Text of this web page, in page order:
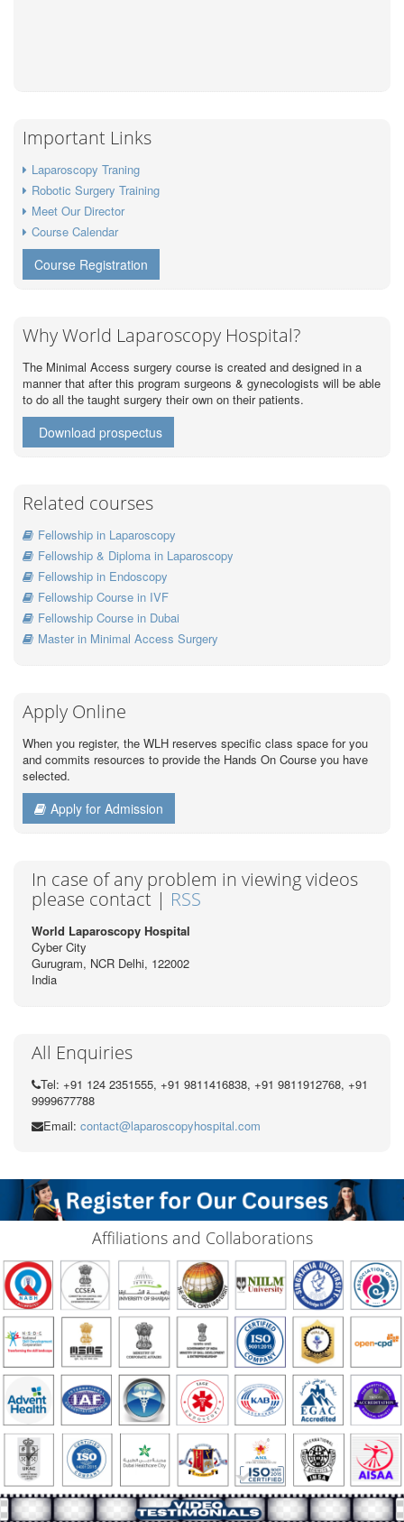
Important Links
Laparoscopy Traning
Robotic Surgery Training
Meet Our Director
Course Calendar
Course Registration
Why World Laparoscopy Hospital?
The Minimal Access surgery course is created and designed in a
manner that after this program surgeons & gynecologists will be able
to do all the taught surgery their own on their patients.
Download prospectus
Related courses
Fellowship in Laparoscopy
Fellowship & Diploma in Laparoscopy
Fellowship in Endoscopy
Fellowship Course in IVF
Fellowship Course in Dubai
Master in Minimal Access Surgery
Apply Online
When you register, the WLH reserves specific class space for you
and commits resources to provide the Hands On Course you have
selected.
Apply for Admission
In case of any problem in viewing videos
please contact | RSS
World Laparoscopy Hospital
Cyber City
Gurugram, NCR Delhi, 122002
India
All Enquiries
Tel: +91 124 2351555, +91 9811416838, +91 9811912768, +91
9999677788
Email: contact@laparoscopyhospital.com
Affiliations and Collaborations